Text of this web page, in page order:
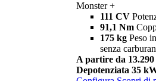
Monster +
111 CV
91,1 Nm
175 kg Peso
senza
A partire da 13.290
Depotenziata 35